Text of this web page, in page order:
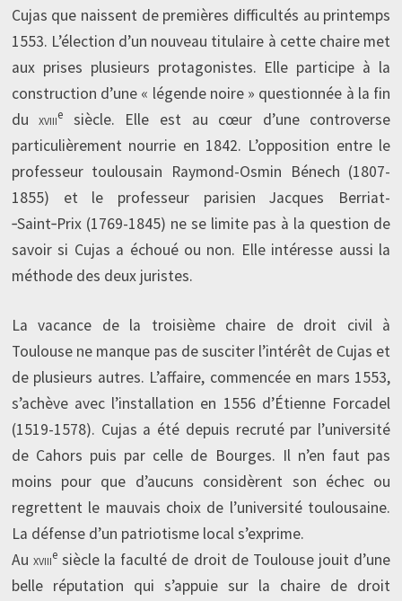
Cujas que naissent de premières difficultés au printemps
1553. L’élection d’un nouveau titulaire à cette chaire met
aux prises plusieurs protagonistes. Elle participe à la
construction d’une « légende noire » questionnée à la fin
duxviiie
siècle. Elle est au cœur d’une controverse
particulièrement nourrie en 1842. L’opposition entre le
professeur toulousain Raymond-Osmin Bénech (1807-
1855) et le professeur parisien Jacques Berriat­­
‑Saint‑Prix (1769-1845) ne se limite pas à la question de
savoir si Cujas a échoué ou non. Elle intéresse aussi la
méthode des deux juristes.
La vacance de la troisième chaire de droit civil à
Toulouse ne manque pas de susciter l’intérêt de Cujas et
de plusieurs autres. L’affaire, commencée en mars 1553,
s’achève avec l’installation en 1556 d’Étienne Forcadel
(1519-1578). Cujas a été depuis recruté par l’université
de Cahors puis par celle de Bourges. Il n’en faut pas
moins pour que d’aucuns considèrent son échec ou
regrettent le mauvais choix de l’université toulousaine.
La défense d’un patriotisme local s’exprime.
Au xviiiesiècle la faculté de droit de Toulouse jouit d’une
belle réputation qui s’appuie sur la chaire de droit